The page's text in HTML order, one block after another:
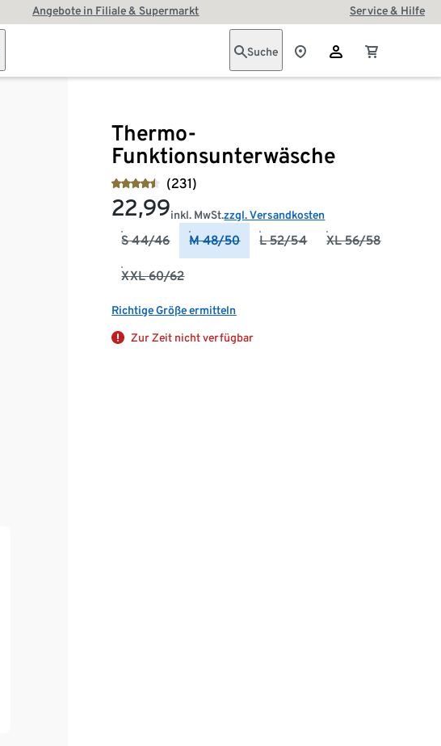
Angebote in Filiale & Supermarkt Service & Hilfe
Suche
Thermo-
Funktionsunterwäsche
(231)
22,99inkl. MwSt.zzgl. Versandkosten
S 44/46 M 48/50 L 52/54 XL 56/58
XXL 60/62
Richtige Größe ermitteln
Zur Zeit nicht verfügbar